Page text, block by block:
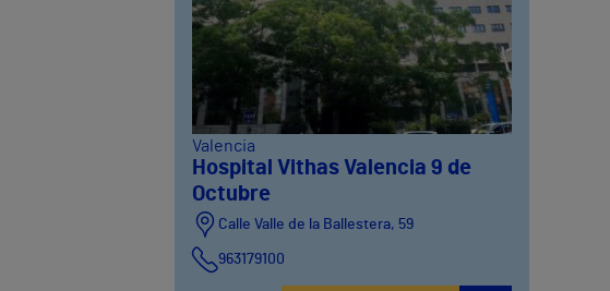
Valencia
Hospital Vithas Valencia 9 de
Octubre
Calle Valle de la Ballestera, 59
963179100